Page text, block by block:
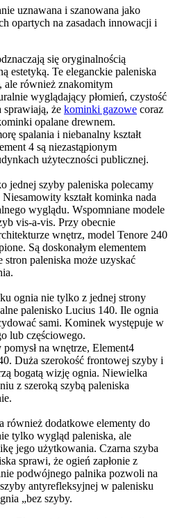
uznawana i szanowana jako
opartych na zasadach innowacji i
się oryginalnością
estetyką. Te eleganckie paleniska
ale również znakomitym
wyglądający płomień, czystość
sprawiają, że kominki gazowe coraz
opalane drewnem.
spalania i niebanalny kształt
4 są niezastąpionym
użyteczności publicznej.
jednej szyby paleniska polecamy
kształt kominka nada
wyglądu. Wspomniane modele
vis-a-vis. Przy obecnie
wnętrz, model Tenore 240
Są doskonałym elementem
paleniska może uzyskać
ognia nie tylko z jednej strony
palenisko Lucius 140. Ile ognia
sami. Kominek występuje w
lub częściowego.
na wnętrze, Element4
Duża szerokość frontowej szyby i
bogatą wizję ognia. Niewielka
z szeroką szybą paleniska
również dodatkowe elementy do
tylko wygląd paleniska, ale
jego użytkowania. Czarna szyba
sprawi, że ogień zapłonie z
podwójnego palnika pozwoli na
antyrefleksyjnej w palenisku
„bez szyby.